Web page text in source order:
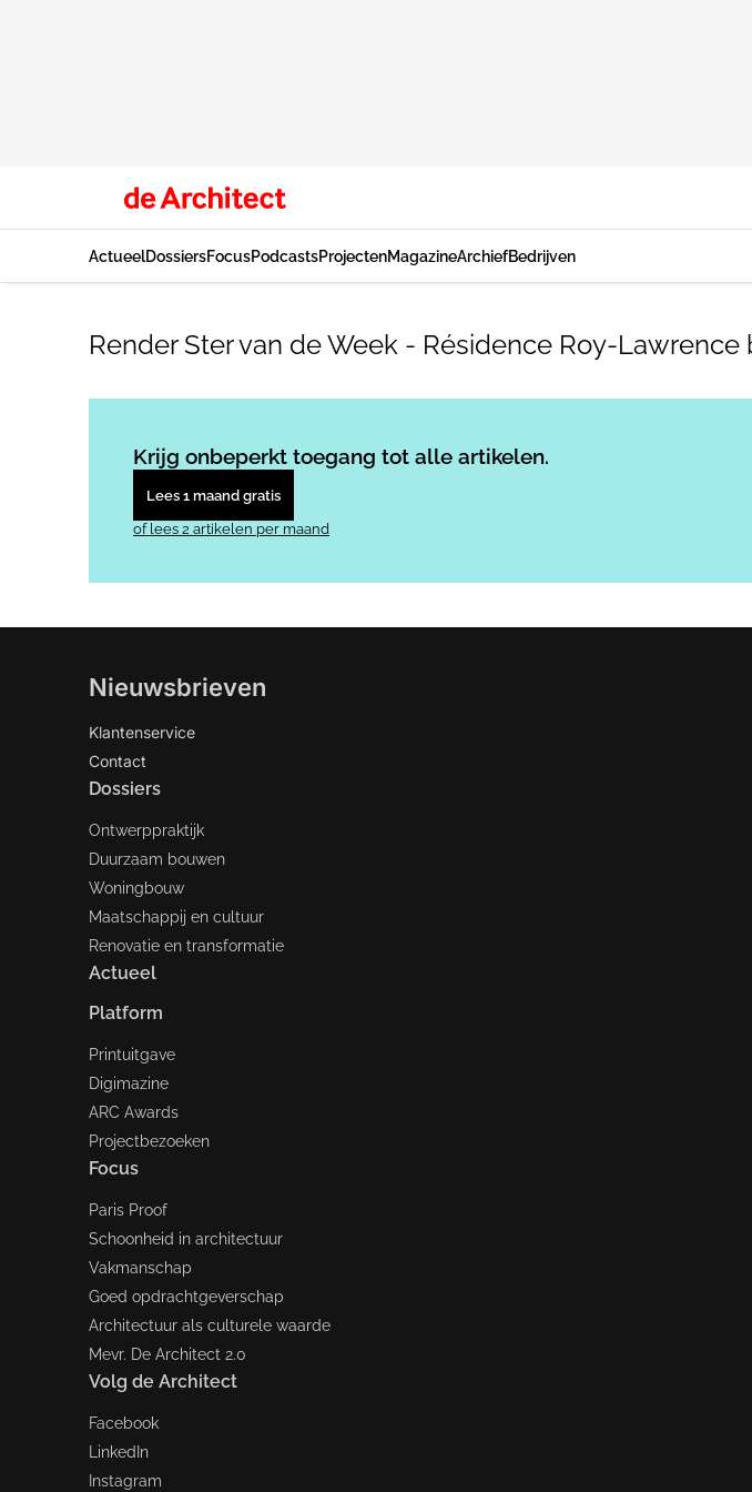
ActueelDossiersFocusPodcastsProjectenMagazineArchiefBedrijven
Render Ster van de Week - Résidence Roy-
Krijg onbeperkt toegang tot alle artikelen.
Lees 1 maand gratis
of lees 2 artikelen per maand
Nieuwsbrieven
Klantenservice
Contact
Dossiers
Ontwerppraktijk
Duurzaam bouwen
Woningbouw
Maatschappij en cultuur
Renovatie en transformatie
Actueel
Platform
Printuitgave
Digimazine
ARC Awards
Projectbezoeken
Focus
Paris Proof
Schoonheid in architectuur
Vakmanschap
Goed opdrachtgeverschap
Architectuur als culturele waarde
Mevr. De Architect 2.0
Volg de Architect
Facebook
LinkedIn
Instagram